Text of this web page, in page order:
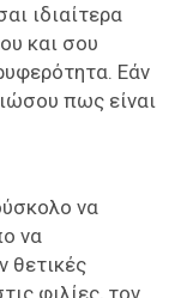
ιδιαίτερα
και σου
Εάν
πως είναι
να
να
θετικές
φιλίες, τον